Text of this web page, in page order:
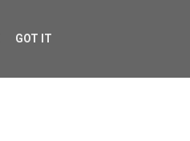
GOT IT